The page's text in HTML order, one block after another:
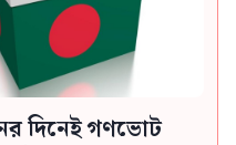
দিনেই গণভোট